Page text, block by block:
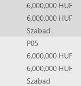
6,000,000 HUF
6,000,000 HUF
Szabad
P05
6,000,000 HUF
6,000,000 HUF
Szabad